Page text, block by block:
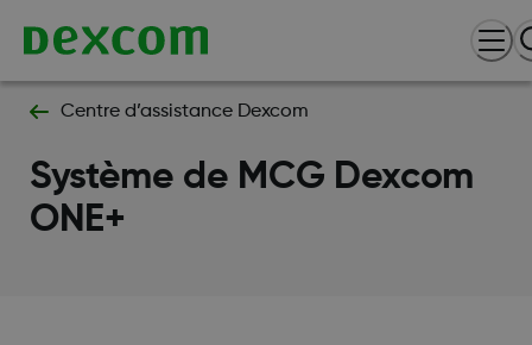
Centre d’assistance Dexcom
Système de MCG Dexcom
ONE+